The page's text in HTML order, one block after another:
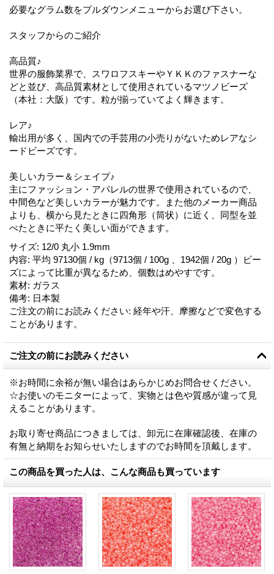
必要なグラム数をプルダウンメニューからお選び下さい。
スタッフからのご紹介
高品質♪
世界の服飾業界で、スワロフスキーやＹＫＫのファスナーな
どと並び、高品質素材として使用されているマツノビーズ
（本社：大阪）です。粒が揃っていてよく輝きます。
レア♪
輸出用が多く、国内での手芸用の小売りがないためレアなシ
ードビーズです。
美しいカラー＆シェイプ♪
主にファッション・アパレルの世界で使用されているので、
中間色など美しいカラーが魅力です。また他のメーカー商品
よりも、横から見たときに四角形（筒状）に近く、同型を並
べたときに平たく美しい面ができます。
サイズ: 12/0 丸小 1.9mm
内容: 平均 97130個 / kg（9713個 / 100g 、1942個 / 20g ）ビー
ズによって比重が異なるため、個数はめやすです。
素材: ガラス
備考: 日本製
ご注文の前にお読みください: 経年や汗、摩擦などで変色する
ことがあります。
ご注文の前にお読みください
※お時間に余裕が無い場合はあらかじめお問合せください。
☆お使いのモニターによって、実物とは色や質感が違って見
えることがあります。
お取り寄せ商品につきましては、卸元に在庫確認後、在庫の
有無と納期をお知らせいたしますのでお時間を頂戴します。
この商品を買った人は、こんな商品も買っています